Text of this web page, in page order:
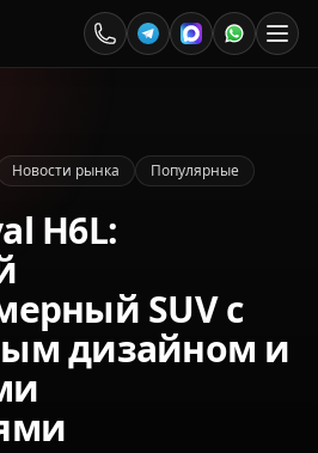
Новости рынка Популярные
H6L:
SUV с
дизайном и